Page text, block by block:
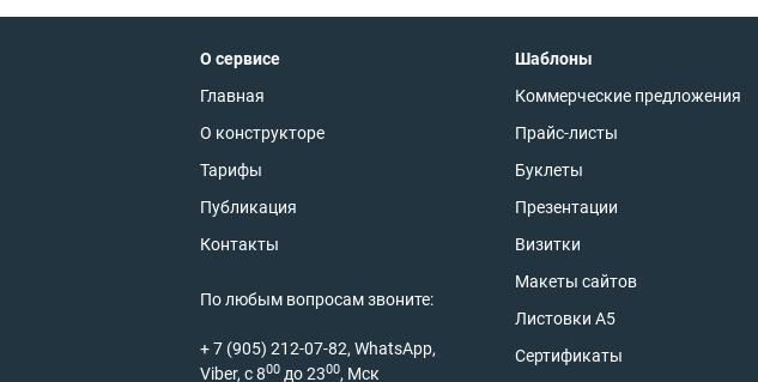
О сервисе
Главная
О конструкторе
Тарифы
Публикация
Контакты
По любым вопросам звоните:
+ 7 (905) 212-07-82, WhatsApp,
Viber, с 800 до 2300, Мск
Шаблоны
Коммерческие предложения
Прайс-листы
Буклеты
Презентации
Визитки
Макеты сайтов
Листовки А5
Сертификаты